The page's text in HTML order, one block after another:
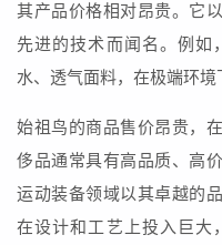
其产品价格相对昂贵。它
先进的技术而闻名。例如
水、透气面料，在极端环境
始祖鸟的商品售价昂贵，
侈品通常具有高品质、高
运动装备领域以其卓越的
在设计和工艺上投入巨大